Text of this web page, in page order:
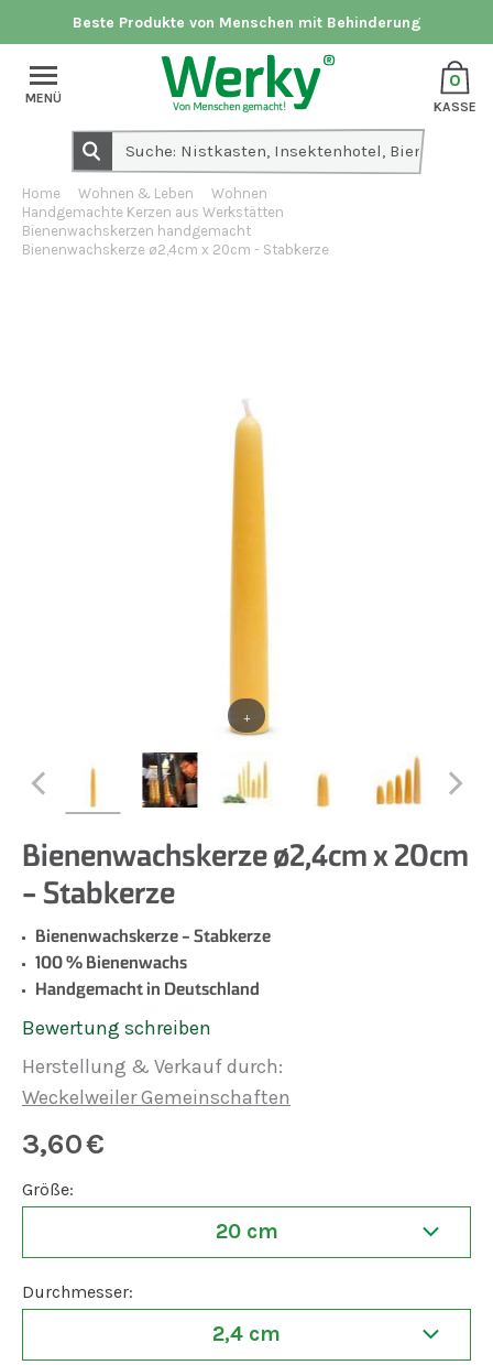
Beste Produkte von Menschen mit Behinderung
0
KASSE
MENÜ
Home Wohnen & Leben
Wohnen
Handgemachte Kerzen aus Werkstätten
Bienenwachskerzen handgemacht
Bienenwachskerze ø2,4cm x 20cm - Stabkerze
+
Bienenwachskerze ø2,4cm x 20cm
- Stabkerze
Bienenwachskerze - Stabkerze
100 % Bienenwachs
Handgemacht in Deutschland
Bewertung schreiben
Herstellung & Verkauf durch:
Weckelweiler Gemeinschaften
3,60€
Größe:
20 cm
Durchmesser:
2,4 cm